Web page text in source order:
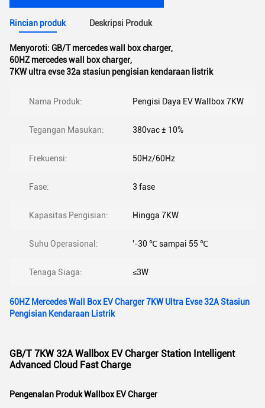
Rincian produk Deskripsi Produk
Menyoroti: GB/T mercedes wall box charger,
60HZ mercedes wall box charger,
7KW ultra evse 32a stasiun pengisian kendaraan listrik
Nama Produk: Pengisi Daya EV Wallbox 7KW
Tegangan Masukan: 380vac ± 10%
Frekuensi: 50Hz/60Hz
Fase: 3 fase
Kapasitas Pengisian: Hingga 7KW
Suhu Operasional: '-30 ℃ sampai 55 ℃
Tenaga Siaga: ≤3W
60HZ Mercedes Wall Box EV Charger 7KW Ultra Evse 32A Stasiun
Pengisian Kendaraan Listrik
GB/T 7KW 32A Wallbox EV Charger Station Intelligent
Advanced Cloud Fast Charge
Pengenalan Produk Wallbox EV Charger